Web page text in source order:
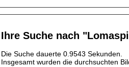
Ihre Suche nach
Die Suche dauerte 0.9543 Sekunden.
Insgesamt wurden die durchsuchten